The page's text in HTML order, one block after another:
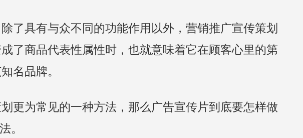
了具有与众不同的功能作用以外，营销推广宣传策划
了商品代表性属性时，也就意味着它在顾客心里的第
名品牌。
更为常见的一种方法，那么广告宣传片到底要怎样做
。